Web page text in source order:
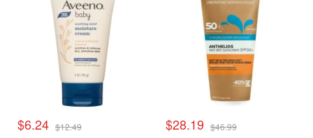
$6.24 $12.49 $28.19 $46.99